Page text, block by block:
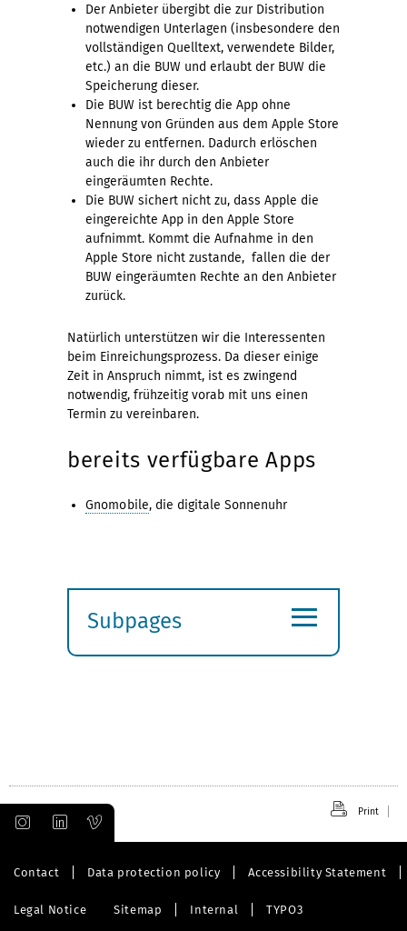
Der Anbieter übergibt die zur Distribution
notwendigen Unterlagen (insbesondere den
vollständigen Quelltext, verwendete Bilder,
etc.) an die BUW und erlaubt der BUW die
Speicherung dieser.
Die BUW ist berechtig die App ohne
Nennung von Gründen aus dem Apple Store
wieder zu entfernen. Dadurch erlöschen
auch die ihr durch den Anbieter
eingeräumten Rechte.
Die BUW sichert nicht zu, dass Apple die
eingereichte App in den Apple Store
aufnimmt. Kommt die Aufnahme in den
Apple Store nicht zustande, fallen die der
BUW eingeräumten Rechte an den Anbieter
zurück.
Natürlich unterstützen wir die Interessenten
beim Einreichungsprozess. Da dieser einige
Zeit in Anspruch nimmt, ist es zwingend
notwendig, frühzeitig vorab mit uns einen
Termin zu vereinbaren.
bereits verfügbare Apps
Gnomobile, die digitale Sonnenuhr
Subpages
≡
Print
Contact Data protection policy Accessibility Statement
Legal Notice Sitemap Internal TYPO3